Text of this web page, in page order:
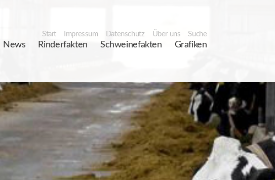
Start Impressum Datenschutz Über uns Suche
News Rinderfakten Schweinefakten Grafiken